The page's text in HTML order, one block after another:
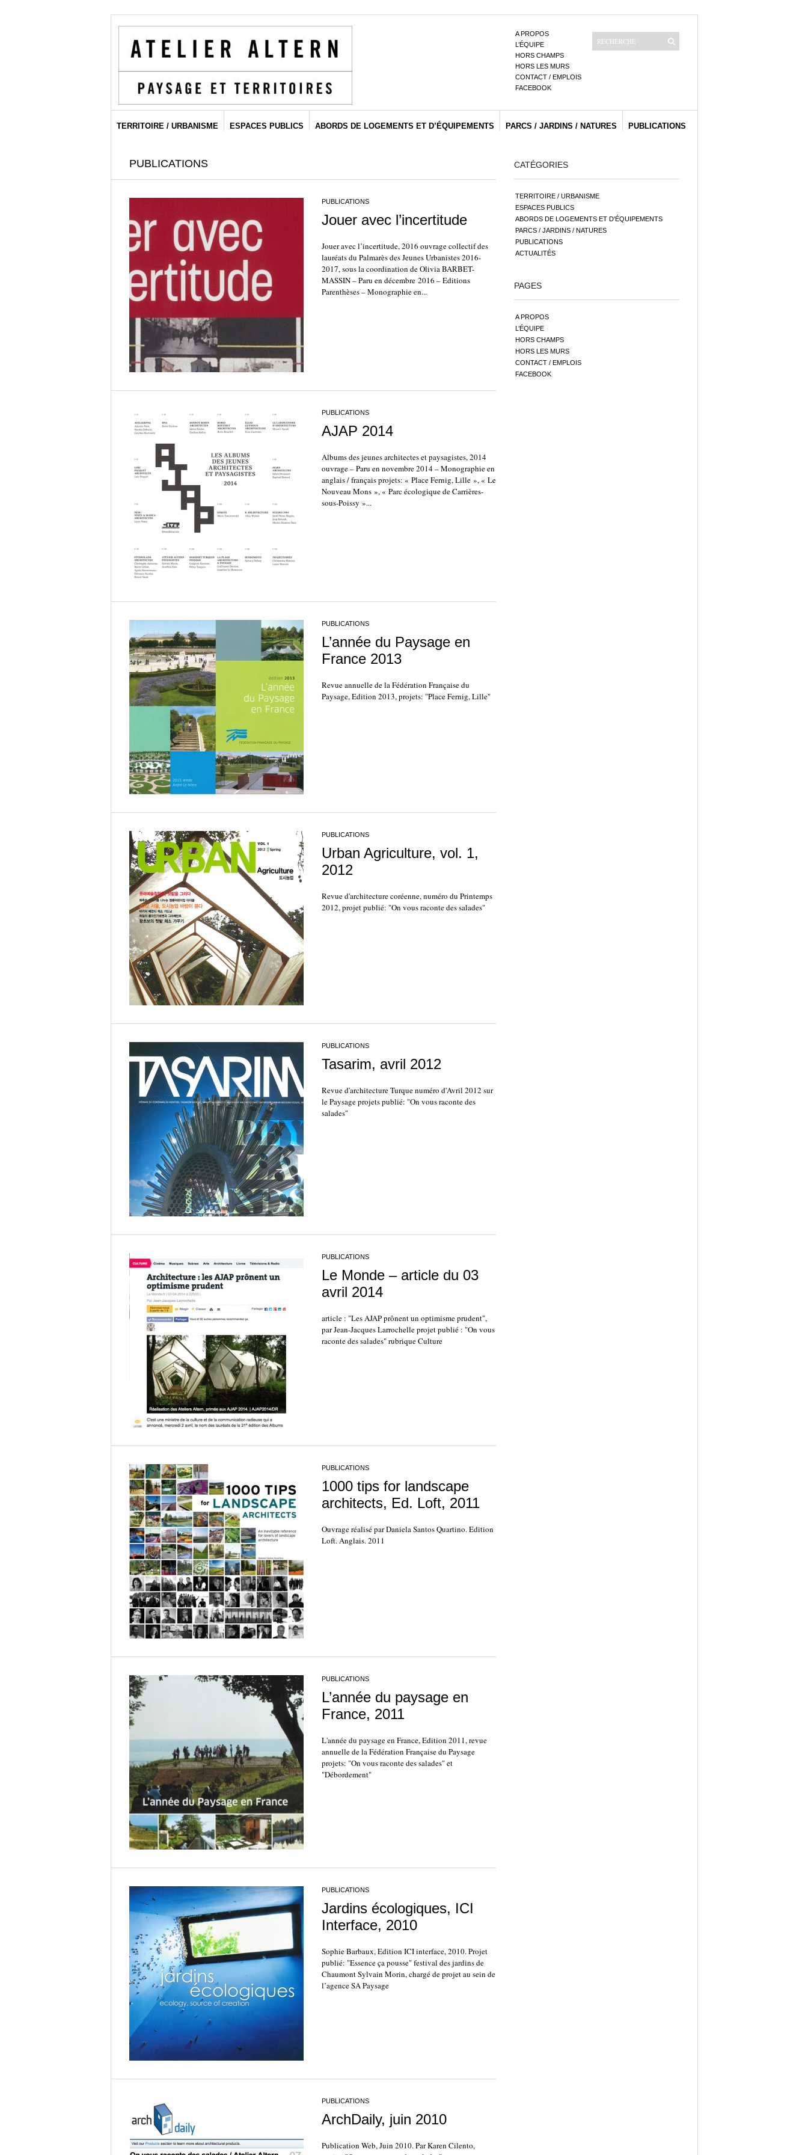
A PROPOS
L’ÉQUIPE
HORS CHAMPS
HORS LES MURS
CONTACT / EMPLOIS
FACEBOOK
TERRITOIRE / URBANISME ESPACES PUBLICS ABORDS DE LOGEMENTS ET D’ÉQUIPEMENTS PARCS / JARDINS / NATURES PUBLICATIONS
PUBLICATIONS
PUBLICATIONS
Jouer avec l’incertitude
Jouer avec l’incertitude, 2016 ouvrage collectif des
lauréats du Palmarès des Jeunes Urbanistes 2016-
2017, sous la coordination de Olivia BARBET-
MASSIN – Paru en décembre 2016 – Editions
Parenthèses – Monographie en...
PUBLICATIONS
AJAP 2014
Albums des jeunes architectes et paysagistes, 2014
ouvrage – Paru en novembre 2014 – Monographie en
anglais / français projets: « Place Fernig, Lille », « Le
Nouveau Mons », « Parc écologique de Carrières-
sous-Poissy »...
PUBLICATIONS
L’année du Paysage en
France 2013
Revue annuelle de la Fédération Française du
Paysage, Edition 2013, projets: "Place Fernig, Lille"
PUBLICATIONS
Urban Agriculture, vol. 1,
2012
Revue d'architecture coréenne, numéro du Printemps
2012, projet publié: "On vous raconte des salades"
PUBLICATIONS
Tasarim, avril 2012
Revue d'architecture Turque numéro d'Avril 2012 sur
le Paysage projets publié: "On vous raconte des
salades"
PUBLICATIONS
Le Monde – article du 03
avril 2014
article : "Les AJAP prônent un optimisme prudent",
par Jean-Jacques Larrochelle projet publié : "On vous
raconte des salades" rubrique Culture
PUBLICATIONS
1000 tips for landscape
architects, Ed. Loft, 2011
Ouvrage réalisé par Daniela Santos Quartino. Edition
Loft. Anglais. 2011
PUBLICATIONS
L’année du paysage en
France, 2011
L'année du paysage en France, Edition 2011, revue
annuelle de la Fédération Française du Paysage
projets: "On vous raconte des salades" et
"Débordement"
PUBLICATIONS
Jardins écologiques, ICI
Interface, 2010
Sophie Barbaux, Edition ICI interface, 2010. Projet
publié: "Essence ça pousse" festival des jardins de
Chaumont Sylvain Morin, chargé de projet au sein de
l’agence SA Paysage
PUBLICATIONS
ArchDaily, juin 2010
Publication Web, Juin 2010. Par Karen Cilento,
CATÉGORIES
TERRITOIRE / URBANISME
ESPACES PUBLICS
ABORDS DE LOGEMENTS ET D'ÉQUIPEMENTS
PARCS / JARDINS / NATURES
PUBLICATIONS
ACTUALITÉS
PAGES
A PROPOS
L’ÉQUIPE
HORS CHAMPS
HORS LES MURS
CONTACT / EMPLOIS
FACEBOOK